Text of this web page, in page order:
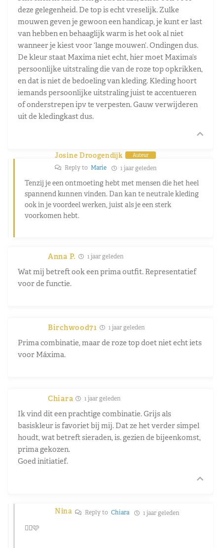
deze gelegenheid. De top is echt vreselijk. Zulke
mouwen geven je gewoon een handicap, je kunt er last
van hebben en behaaglijk warm is het ook al niet
wanneer je kiest voor ‘lange mouwen’. Ondingen dus.
De kleur staat Maxima niet echt, hier moet Maxima’s
persoonlijke uitstraling die van de roze top opkrikken,
en dat is niet de bedoeling van kleding. Kleding hoort
iemands persoonlijke uitstraling juist te accentueren
of onderstrepen ipv te verpesten. Gauw verwijderen
uit de kledingkast dus.
Josine Droogendijk Auteur
Reply to Marie 1 jaar geleden
Tenzij je een ontmoeting hebt met mensen die het heel
spannend kunnen vinden. Dan kan te neutrale kleding
ook in je voordeel werken, juist als je een sterk
voorkomen hebt.
Anna P. 1 jaar geleden
Wat mij betreft ook een prima outfit. Representatief
voor de functie.
Birchwood71 1 jaar geleden
Prima combinatie, maar de roze top doet niet echt iets
voor Máxima.
Chiara 1 jaar geleden
Ik vind dit een prachtige combinatie. Grijs als
basiskleur is favoriet bij mij. Dat ze het verder simpel
houdt, wat betreft sieraden, is. gezien de bijeenkomst,
prima gekozen.
Goed initiatief.
Nina Reply to Chiara 1 jaar geleden
👍🏻🩷